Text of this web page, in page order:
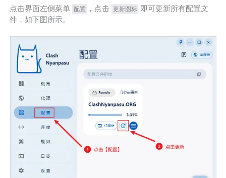
点击界面左侧菜单 配置 ，点击 更新图标 即可更新所有配置文
件，如下图所示。